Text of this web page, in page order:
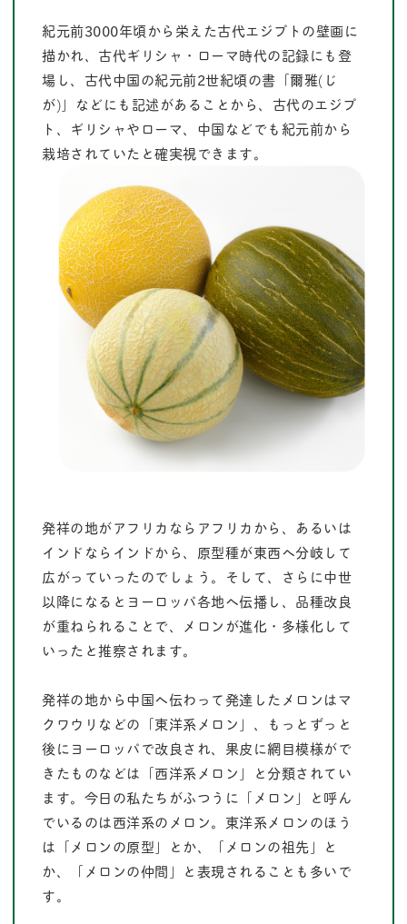
紀元前3000年頃から栄えた古代エジプトの壁画に
描かれ、古代ギリシャ・ローマ時代の記録にも登
場し、古代中国の紀元前2世紀頃の書「爾雅(じ
が)」などにも記述があることから、古代のエジプ
ト、ギリシャやローマ、中国などでも紀元前から
栽培されていたと確実視できます。
発祥の地がアフリカならアフリカから、あるいは
インドならインドから、原型種が東西へ分岐して
広がっていったのでしょう。そして、さらに中世
以降になるとヨーロッパ各地へ伝播し、品種改良
が重ねられることで、メロンが進化・多様化して
いったと推察されます。
発祥の地から中国へ伝わって発達したメロンはマ
クワウリなどの「東洋系メロン」、もっとずっと
後にヨーロッパで改良され、果皮に網目模様がで
きたものなどは「西洋系メロン」と分類されてい
ます。今日の私たちがふつうに「メロン」と呼ん
でいるのは西洋系のメロン。東洋系メロンのほう
は「メロンの原型」とか、「メロンの祖先」と
か、「メロンの仲間」と表現されることも多いで
す。